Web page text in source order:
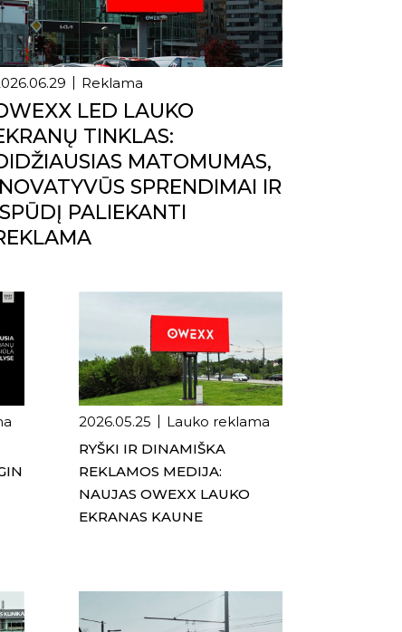
Reklama
LED LAUKO
TINKLAS:
MATOMUMAS,
SPRENDIMAI IR
PALIEKANTI
2026.05.25
Lauko reklama
RYŠKI IR DINAMIŠKA
REKLAMOS MEDIJA:
NAUJAS OWEXX LAUKO
EKRANAS KAUNE